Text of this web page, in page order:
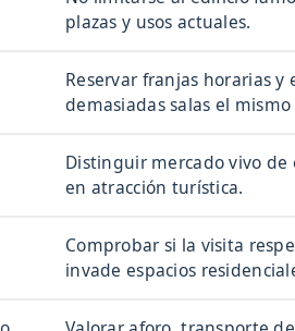
plazas y usos actuales.
Reservar franjas horarias y
demasiadas salas el mismo
Distinguir mercado vivo de
en atracción turística.
Comprobar si la visita
invade espacios